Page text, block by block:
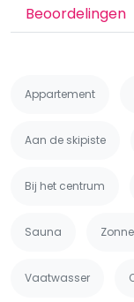
Beoordelingen
Appartement
Aan de skipiste
Bij het centrum
Sauna
Vaatwasser